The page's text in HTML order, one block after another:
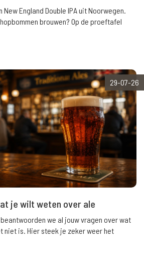
England Double IPA uit Noorwegen.
brouwen? Op de proeftafel
29-07-26
je wilt weten over ale
we al jouw vragen over wat
niet is. Hier steek je zeker weer het